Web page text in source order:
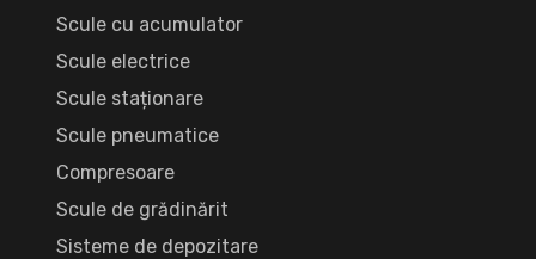
Scule cu acumulator
Scule electrice
Scule staționare
Scule pneumatice
Compresoare
Scule de grădinărit
Sisteme de depozitare